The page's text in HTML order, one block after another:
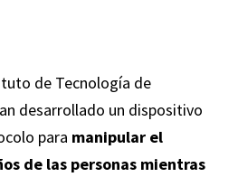
de Tecnología de
desarrollado un dispositivo
para manipular el
de las personas mientras